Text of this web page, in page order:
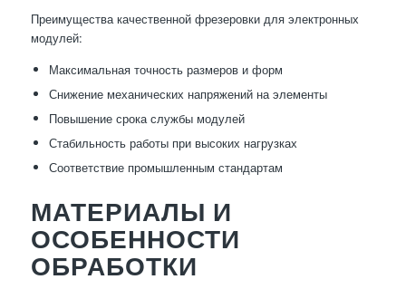
Преимущества качественной фрезеровки для электронных
модулей:
Максимальная точность размеров и форм
Снижение механических напряжений на элементы
Повышение срока службы модулей
Стабильность работы при высоких нагрузках
Соответствие промышленным стандартам
МАТЕРИАЛЫ И
ОСОБЕННОСТИ
ОБРАБОТКИ